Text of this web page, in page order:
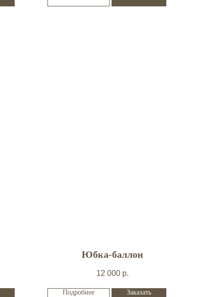
Юбка-баллон
12 000 р.
Подробнее Заказать